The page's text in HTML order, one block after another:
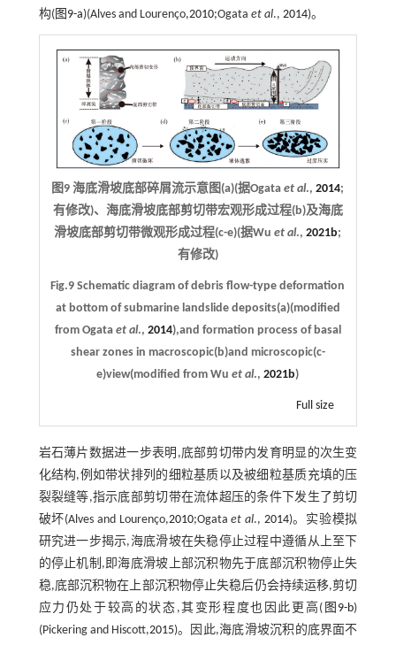
构(图9-a)(Alves and Lourenço,2010;Ogata et al., 2014)。
图9 海底滑坡底部碎屑流示意图(a)(据Ogataet al.,2014;
有修改)、海底滑坡底部剪切带宏观形成过程(b)及海底
滑坡底部剪切带微观形成过程(c-e)(据Wuet al.,2021b;
有修改)
Fig.9 Schematic diagram of debris flow-type deformation
at bottom of submarine landslide deposits(a)(modified
from Ogata et al., 2014),and formation process of basal
shear zones in macroscopic(b)and microscopic(c-
e)view(modified from Wuet al.,2021b)
Full size
岩石薄片数据进一步表明,底部剪切带内发育明显的次生变
化结构,例如带状排列的细粒基质以及被细粒基质充填的压
裂裂缝等,指示底部剪切带在流体超压的条件下发生了剪切
破坏(Alves and Lourenço,2010;Ogataet al., 2014)。实验模拟
研究进一步揭示,海底滑坡在失稳停止过程中遵循从上至下
的停止机制,即海底滑坡上部沉积物先于底部沉积物停止失
稳,底部沉积物在上部沉积物停止失稳后仍会持续运移,剪切
应力仍处于较高的状态,其变形程度也因此更高( 图9-b)
(Pickering and Hiscott,2015)。因此,海底滑坡沉积的底界面不